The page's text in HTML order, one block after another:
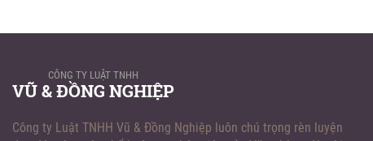
CÔNG TY LUẬT TNHH
VŨ & ĐỒNG NGHIỆP
Công ty Luật TNHH Vũ & Đồng Nghiệp luôn chú trọng rèn luyện